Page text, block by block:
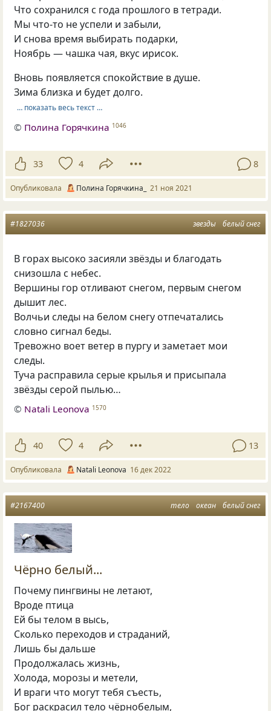
Что сохранился с года прошлого в тетради.
Мы что-то не успели и забыли,
И снова время выбирать подарки,
Ноябрь — чашка чая, вкус ирисок.
Вновь появляется спокойствие в душе.
Зима близка и будет долго.
… показать весь текст …
© Полина Горячкина 1046
33 4 8
Опубликовала Полина Горячкина_ 21 ноя 2021
звезды белый снег
#1827036
В горах высоко засияли звёзды и благодать
снизошла с небес.
Вершины гор отливают снегом, первым снегом
дышит лес.
Волчьи следы на белом снегу отпечатались
словно сигнал беды.
Тревожно воет ветер в пургу и заметает мои
следы.
Туча расправила серые крылья и присыпала
звёзды серой пылью…
© Natali Leonova 1570
40 4 13
Опубликовала Natali Leonova 16 дек 2022
тело океан белый снег
#2167400
Чёрно белый...
Почему пингвины не летают,
Вроде птица
Ей бы телом в высь,
Сколько переходов и страданий,
Лишь бы дальше
Продолжалась жизнь,
Холода, морозы и метели,
И враги что могут тебя съесть,
Бог раскрасил тело чёрнобелым,